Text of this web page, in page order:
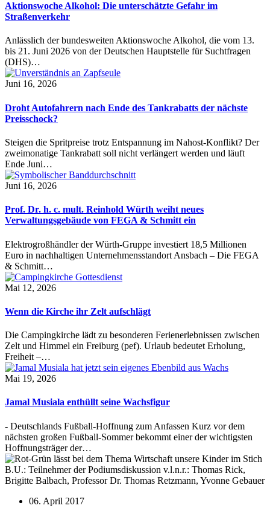
Aktionswoche Alkohol: Die unterschätzte Gefahr im
Straßenverkehr
Anlässlich der bundesweiten Aktionswoche Alkohol, die vom 13.
bis 21. Juni 2026 von der Deutschen Hauptstelle für Suchtfragen
(DHS)…
Juni 16, 2026
Droht Autofahrern nach Ende des Tankrabatts der nächste
Preisschock?
Steigen die Spritpreise trotz Entspannung im Nahost-Konflikt? Der
zweimonatige Tankrabatt soll nicht verlängert werden und läuft
Ende Juni…
Juni 16, 2026
Prof. Dr. h. c. mult. Reinhold Würth weiht neues
Verwaltungsgebäude von FEGA & Schmitt ein
Elektrogroßhändler der Würth-Gruppe investiert 18,5 Millionen
Euro in nachhaltigen Unternehmensstandort Ansbach – Die FEGA
& Schmitt…
Mai 12, 2026
Wenn die Kirche ihr Zelt aufschlägt
Die Campingkirche lädt zu besonderen Ferienerlebnissen zwischen
Zelt und Himmel ein Freiburg (pef). Urlaub bedeutet Erholung,
Freiheit –…
Mai 19, 2026
Jamal Musiala enthüllt seine Wachsfigur
- Deutschlands Fußball-Hoffnung zum Anfassen Kurz vor dem
nächsten großen Fußball-Sommer bekommt einer der wichtigsten
Hoffnungsträger der…
B.U.: Teilnehmer der Podiumsdiskussion v.l.n.r.: Thomas Rick,
Brigitte Balbach, Professor Dr. Thomas Retzmann, Yvonne Gebauer
06. April 2017